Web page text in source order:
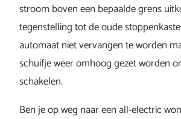
stroom boven een bepaalde grens
tegenstelling tot de oude
automaat niet vervangen te worden
schuifje weer omhoog gezet worden
schakelen.
Ben je op weg naar een all-electric